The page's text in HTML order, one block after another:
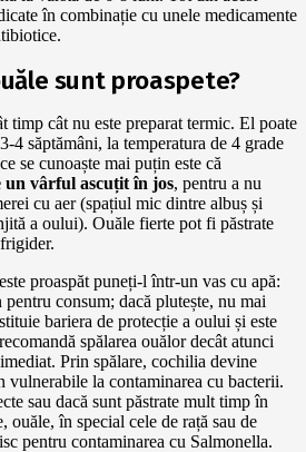
în combinație cu unele medicamente
sunt proaspete?
timp cât nu este preparat termic. El poate
4 săptămâni, la temperatura de 4 grade
se cunoaște mai puțin este că
un vârful ascuțit în jos, pentru a nu
cu aer (spațiul mic dintre albuș și
a oului). Ouăle fierte pot fi păstrate
proaspăt puneți-l într-un vas cu apă:
pentru consum; dacă plutește, nu mai
bariera de protecție a oului și este
spălarea ouălor decât atunci
Prin spălare, cochilia devine
vulnerabile la contaminarea cu bacterii.
sau dacă sunt păstrate mult timp în
ouăle, în special cele de rață sau de
pentru contaminarea cu Salmonella.